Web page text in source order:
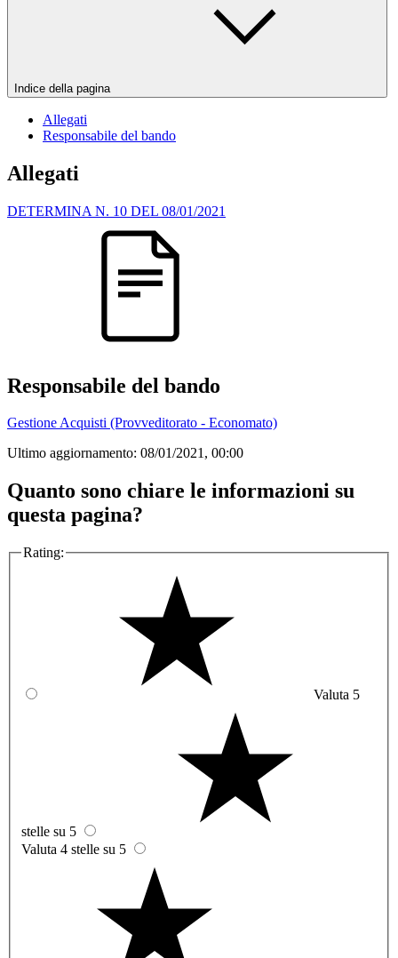
Indice della pagina
Allegati
Responsabile del bando
Allegati
DETERMINA N. 10 DEL 08/01/2021
Responsabile del bando
Gestione Acquisti (Provveditorato - Economato)
Ultimo aggiornamento: 08/01/2021, 00:00
Quanto sono chiare le informazioni su
questa pagina?
Rating:
Valuta 5
stelle su 5
Valuta 4 stelle su 5